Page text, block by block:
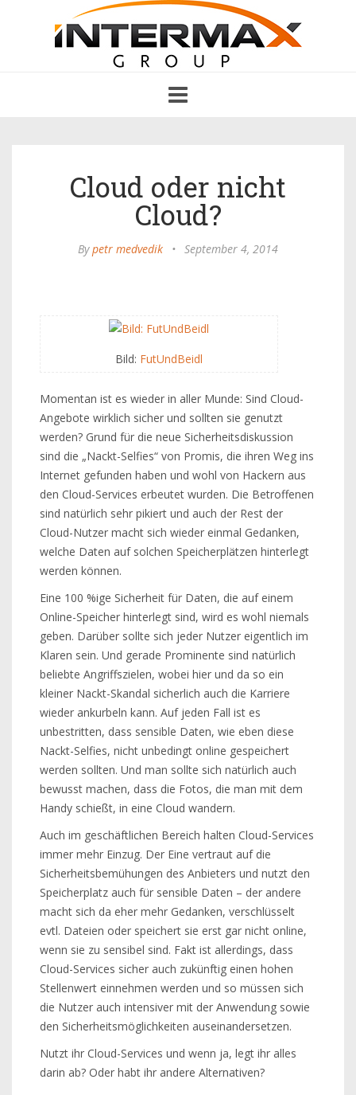
navigation
Cloud oder nicht
Cloud?
Bypetr medvedik • September 4, 2014
Bild: FutUndBeidl
Momentan ist es wieder in aller Munde: Sind Cloud-
Angebote wirklich sicher und sollten sie genutzt
werden? Grund für die neue Sicherheitsdiskussion
sind die „Nackt-Selfies“ von Promis, die ihren Weg ins
Internet gefunden haben und wohl von Hackern aus
den Cloud-Services erbeutet wurden. Die Betroffenen
sind natürlich sehr pikiert und auch der Rest der
Cloud-Nutzer macht sich wieder einmal Gedanken,
welche Daten auf solchen Speicherplätzen hinterlegt
werden können.
Eine 100 %ige Sicherheit für Daten, die auf einem
Online-Speicher hinterlegt sind, wird es wohl niemals
geben. Darüber sollte sich jeder Nutzer eigentlich im
Klaren sein. Und gerade Prominente sind natürlich
beliebte Angriffszielen, wobei hier und da so ein
kleiner Nackt-Skandal sicherlich auch die Karriere
wieder ankurbeln kann. Auf jeden Fall ist es
unbestritten, dass sensible Daten, wie eben diese
Nackt-Selfies, nicht unbedingt online gespeichert
werden sollten. Und man sollte sich natürlich auch
bewusst machen, dass die Fotos, die man mit dem
Handy schießt, in eine Cloud wandern.
Auch im geschäftlichen Bereich halten Cloud-Services
immer mehr Einzug. Der Eine vertraut auf die
Sicherheitsbemühungen des Anbieters und nutzt den
Speicherplatz auch für sensible Daten – der andere
macht sich da eher mehr Gedanken, verschlüsselt
evtl. Dateien oder speichert sie erst gar nicht online,
wenn sie zu sensibel sind. Fakt ist allerdings, dass
Cloud-Services sicher auch zukünftig einen hohen
Stellenwert einnehmen werden und so müssen sich
die Nutzer auch intensiver mit der Anwendung sowie
den Sicherheitsmöglichkeiten auseinandersetzen.
Nutzt ihr Cloud-Services und wenn ja, legt ihr alles
darin ab? Oder habt ihr andere Alternativen?